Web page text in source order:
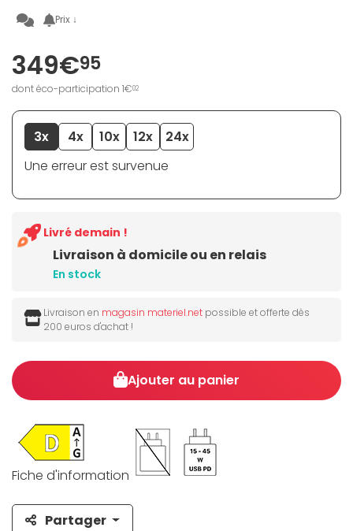
Prix ↓
349€95
dont éco-participation 1€02
3x 4x 10x 12x
24x
Une erreur est survenue
Livraison à domicile ou en relais
En stock
Livré demain !
Livraison en magasin materiel.net possible et offerte dès
200 euros d'achat !
Ajouter au panier
Fiche d'information
Partager